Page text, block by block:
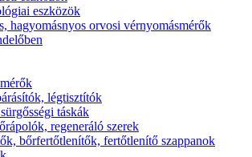
eszközök
hagyomásnyos orvosi vérnyomásmérők
légtisztítók
táskák
regeneráló szerek
bőrfertőtlenítők, fertőtlenítő szappanok